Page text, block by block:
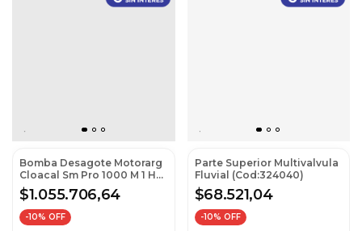
Bomba Desagote Motorarg
Cloacal Sm Pro 1000 M 1 Hp
Monofásica
(Cod:G.Sm.1.0010.M)
$1.055.706,64
-10% OFF
Parte Superior Multivalvula
Fluvial (Cod:324040)
$68.521,04
-10% OFF